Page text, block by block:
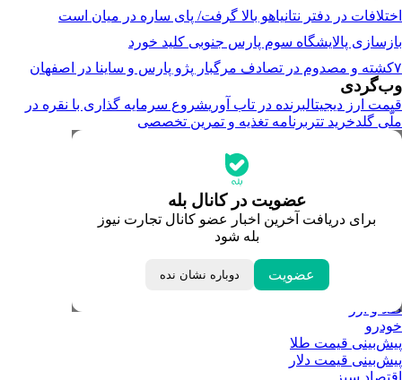
اختلافات در دفتر نتانیاهو بالا گرفت/ پای ساره در میان است
بازسازی پالایشگاه سوم پارس جنوبی کلید خورد
۷کشته و مصدوم در تصادف مرگبار پژو پارس و ساینا در اصفهان
وب‌گردی
قیمت ارز دیجیتالبرنده در تاب آوریشروع سرمایه گذاری با نقره در
ملّی گلدخرید تتر برنامه تغذیه و تمرین تخصصی
عضویت در کانال بله
برای دریافت آخرین اخبار عضو کانال تجارت نیوز
بله شود
عضویت دوباره نشان نده
جدیدترین قیمت‌ها
قیمت درهم امارات
لحظه تحویل سال
داغ‌ترین‌های اقتصادی
طلا و ارز
خودرو
پیش‌بینی قیمت طلا
پیش‌بینی قیمت دلار
اقتصاد سبز